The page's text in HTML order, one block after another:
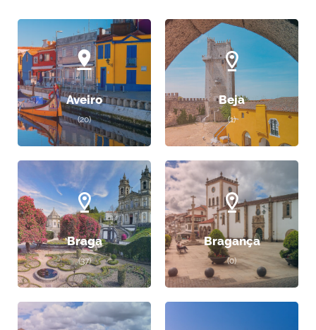
Aveiro
(20)
Beja
(1)
Braga
(37)
Bragança
(0)